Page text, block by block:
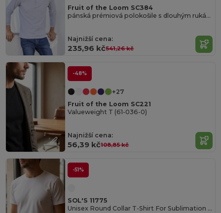
Fruit of the Loom SC384
pánská prémiová polokošile s dlouhým rukávem
Najnižší cena:
235,96 kč541,26 kč
-48%
+27
Fruit of the Loom SC221
Valueweight T (61-036-0)
Najnižší cena:
56,39 kč108,85 kč
-51%
SOL'S 11775
Unisex Round Collar T-Shirt For Sublimation Sublima